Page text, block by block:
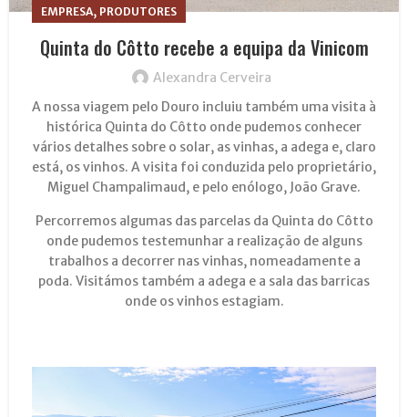
EMPRESA, PRODUTORES
Quinta do Côtto recebe a equipa da Vinicom
Alexandra Cerveira
A nossa viagem pelo Douro incluiu também uma visita à
histórica Quinta do Côtto onde pudemos conhecer
vários detalhes sobre o solar, as vinhas, a adega e, claro
está, os vinhos. A visita foi conduzida pelo proprietário,
Miguel Champalimaud, e pelo enólogo, João Grave.
Percorremos algumas das parcelas da Quinta do Côtto
onde pudemos testemunhar a realização de alguns
trabalhos a decorrer nas vinhas, nomeadamente a
poda. Visitámos também a adega e a sala das barricas
onde os vinhos estagiam.